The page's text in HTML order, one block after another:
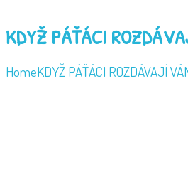
KDYŽ PÁŤÁCI
HomeKDYŽ PÁŤÁCI ROZDÁVAJÍ